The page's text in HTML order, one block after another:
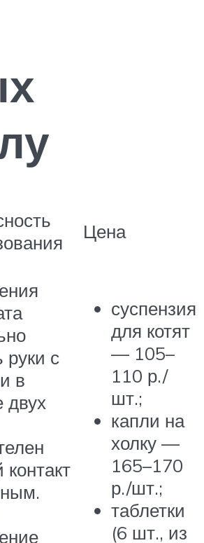
Цена
с
в
двух
контакт
суспензия
для котят
— 105–
110 р./
шт.;
капли на
холку —
165–170
р./шт.;
таблетки
(6 шт., из